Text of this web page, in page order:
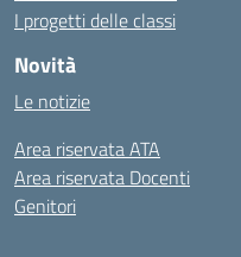
I progetti delle classi
Novità
Le notizie
Area riservata ATA
Area riservata Docenti
Genitori